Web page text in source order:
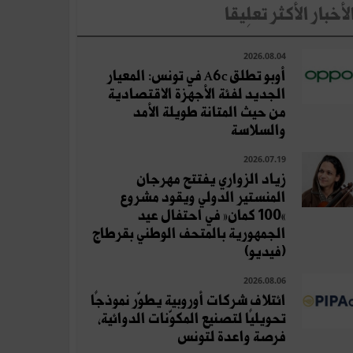
الأكثر تعلِيقا
2026.08.04
أوبو تطلق A6c في تونس: المعيار
الجديد لفئة الأجهزة الاقتصادية
من حيث المتانة طويلة الأمد
والسلاسة
2026.07.19
زياد الزواري يفتتح مهرجان
المنستير الدولي ويقود مشروع
«100 كمان» في احتفال عيد
الجمهورية بالمتحف الوطني بقرطاج
(فيديو)
2026.08.06
ائتلاف شركات أوروبية يطوّر نموذجًا
تحويليًا لتصنيع المكوّنات الدوائية،
فرصة واعدة لتونس